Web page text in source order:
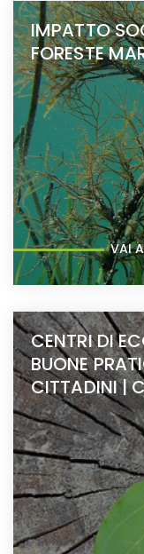
IMPATTO
FORESTE
VAI
CENTRI DI
BUONE
CITTADINI |